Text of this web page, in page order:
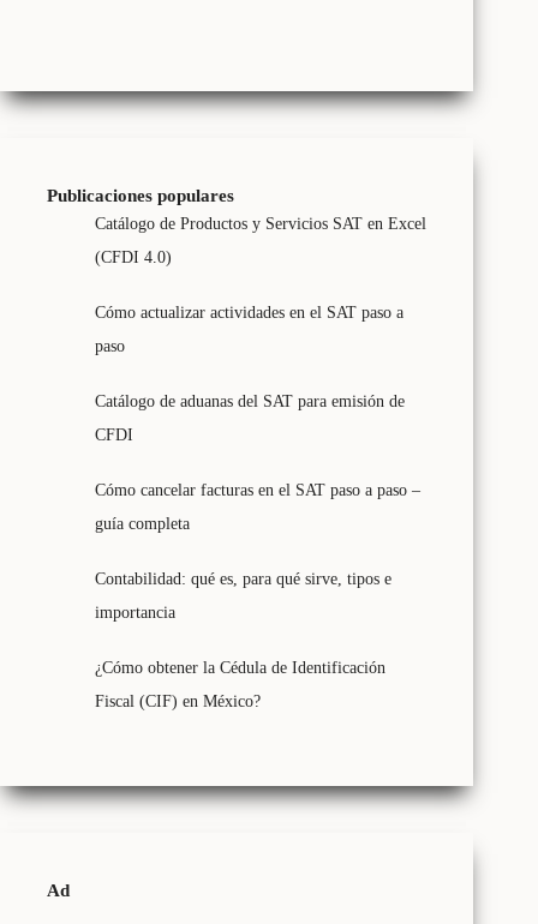
Publicaciones populares
Catálogo de Productos y Servicios SAT en Excel
(CFDI 4.0)
Cómo actualizar actividades en el SAT paso a
paso
Catálogo de aduanas del SAT para emisión de
CFDI
Cómo cancelar facturas en el SAT paso a paso –
guía completa
Contabilidad: qué es, para qué sirve, tipos e
importancia
¿Cómo obtener la Cédula de Identificación
Fiscal (CIF) en México?
Ad